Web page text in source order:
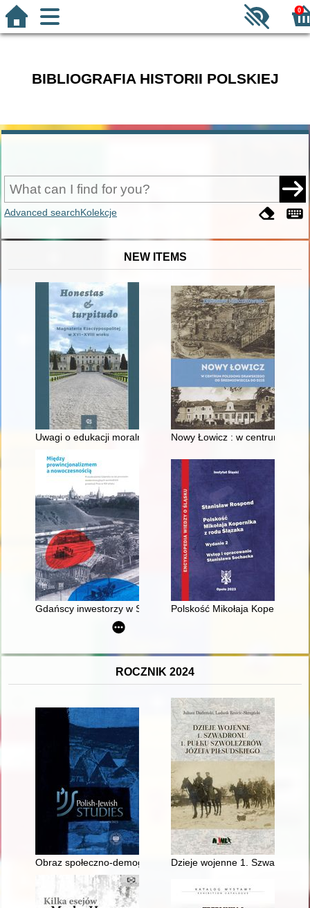
0
BIBLIOGRAFIA HISTORII POLSKIEJ
Advanced searchKolekcje
NEW ITEMS
Uwagi o edukacji moralnej synów szlacheckich w XVI-
Nowy Łowicz : w centrum
Gdańscy inwestorzy w Sopocie : prestiż finansowy i
Polskość Mikołaja Kopernika z
ROCZNIK 2024
Obraz społeczno-demograficzny ludności żydowskiej w
Dzieje wojenne 1. Szwadronu